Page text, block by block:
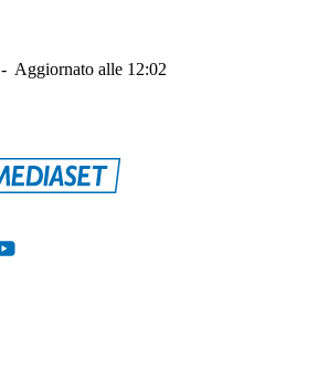
- Aggiornato alle 12:02